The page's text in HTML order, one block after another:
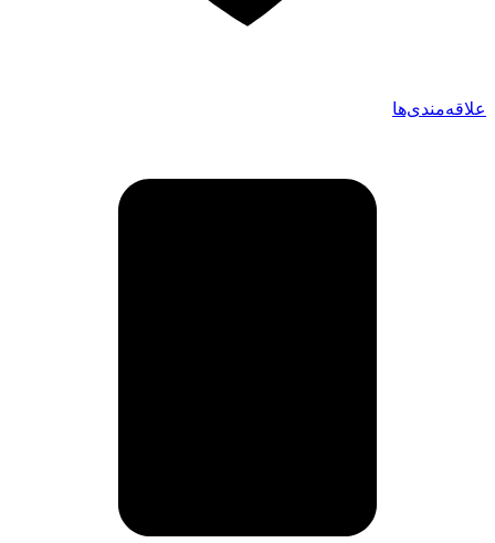
علاقه‌مندی‌ها